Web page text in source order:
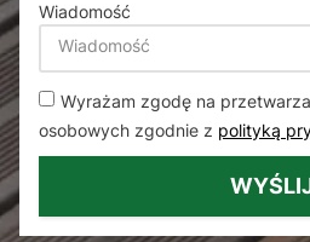
Wiadomość
Wyrażam zgodę na
osobowych zgodnie z polityką